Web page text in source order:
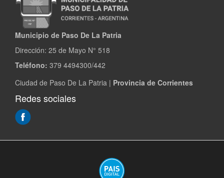
Municipio de Paso De La Patria
Dirección: 25 de Mayo N° 518
Teléfono: 379 4494300/442
Ciudad de Paso De La Patria | Provincia de Corrientes
Redes sociales